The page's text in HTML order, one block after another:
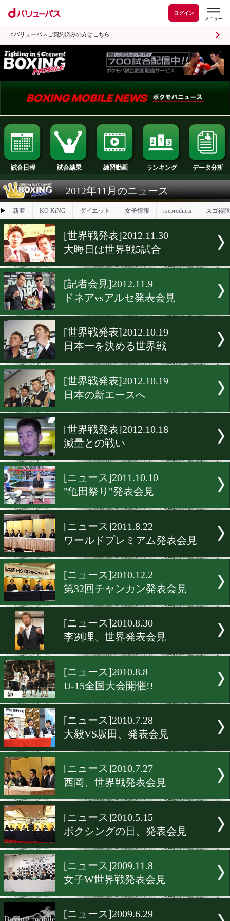
ログイン
dバリューパスご契約済みの方はこちら
試合日程 試合結果 練習動画 ランキング
2012年11月のニュース
▶ 新着 KO KiNG ダイエット 女子情報
[世界戦発表]2012.11.30
大晦日は世界戦5試合
[記者会見]2012.11.9
[世界戦発表]2012.10.19
日本一を決める世界戦
[世界戦発表]2012.10.19
日本の新エースへ
減量との戦い
[ニュース]2011.10.10
"亀田祭り"発表会見
[ニュース]2011.8.22
ワールドプレミアム発表会
[ニュース]2010.12.2
[ニュース]2010.8.30
李冽理、世界発表会見
U-15全国大会開催!!
[ニュース]2010.7.28
大毅VS坂田、発表会見